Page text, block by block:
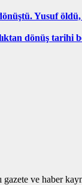
Yusuf
dönüş tarihi
ve haber